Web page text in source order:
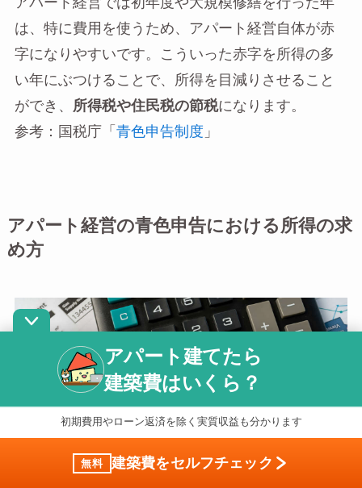
アパート経営では初年度や大規模修繕を行った年
は、特に費用を使うため、アパート経営自体が赤
字になりやすいです。こういった赤字を所得の多
い年にぶつけることで、所得を目減りさせること
ができ、
所得税や住民税の節税になります。
参考：国税庁「 青色申告制度 」
アパート経営の青色申告における所得の求
め方
アパート建てたら
建築費はいくら？
初期費用やローン返済を除く実質収益も分かります
無料 建築費をセルフチェック